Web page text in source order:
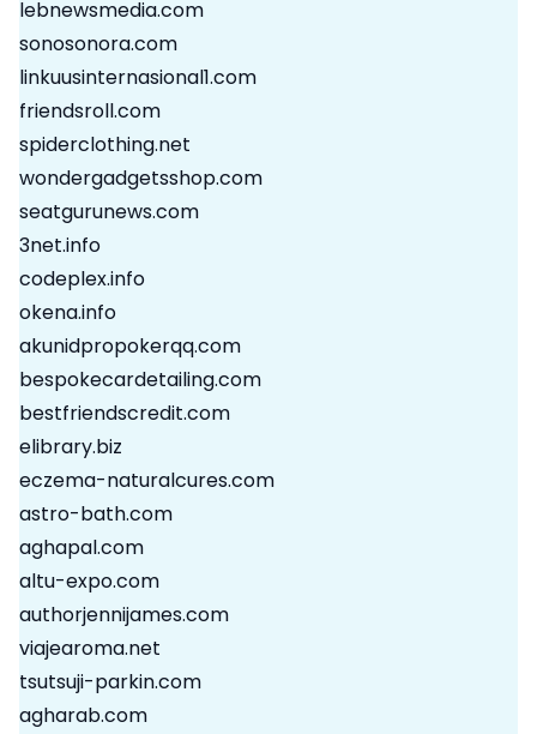
lebnewsmedia.com
sonosonora.com
linkuusinternasional1.com
friendsroll.com
spiderclothing.net
wondergadgetsshop.com
seatgurunews.com
3net.info
codeplex.info
okena.info
akunidpropokerqq.com
bespokecardetailing.com
bestfriendscredit.com
elibrary.biz
eczema-naturalcures.com
astro-bath.com
aghapal.com
altu-expo.com
authorjennijames.com
viajearoma.net
tsutsuji-parkin.com
agharab.com